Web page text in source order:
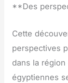
**Des
Cette
perspectives
dans la
égyptiennes